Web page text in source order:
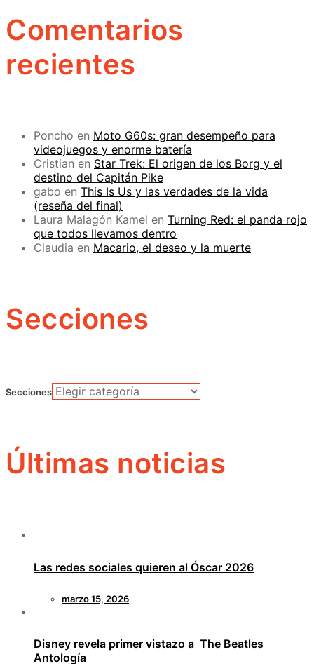
Comentarios
recientes
Poncho en Moto G60s: gran desempeño para
videojuegos y enorme batería
Cristian en Star Trek: El origen de los Borg y el
destino del Capitán Pike
gabo en This Is Us y las verdades de la vida
(reseña del final)
Laura Malagón Kamel en Turning Red: el panda rojo
que todos llevamos dentro
Claudia en Macario, el deseo y la muerte
Secciones
Secciones
Últimas noticias
Las redes sociales quieren al Óscar 2026
marzo 15, 2026
Disney revela primer vistazo a The Beatles
Antología